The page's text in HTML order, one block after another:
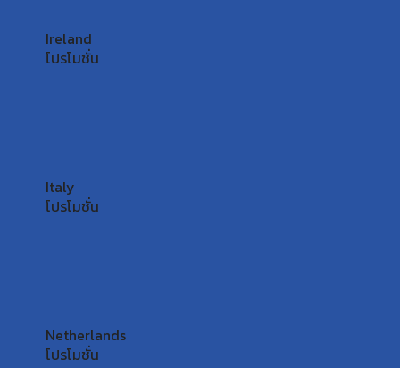
Ireland
โปรโมชั่น
Italy
โปรโมชั่น
Netherlands
โปรโมชั่น